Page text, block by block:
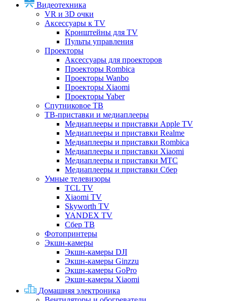
Видеотехника
VR и 3D очки
Аксессуары к TV
Кронштейны для TV
Пульты управления
Проекторы
Аксессуары для проекторов
Проекторы Rombica
Проекторы Wanbo
Проекторы Xiaomi
Проекторы Yaber
Спутниковое ТВ
ТВ-приставки и медиаплееры
Медиаплееры и приставки Apple TV
Медиаплееры и приставки Realme
Медиаплееры и приставки Rombica
Медиаплееры и приставки Xiaomi
Медиаплееры и приставки МТС
Медиаплееры и приставки Сбер
Умные телевизоры
TCL TV
Xiaomi TV
Skyworth TV
YANDEX TV
Сбер ТВ
Фотопринтеры
Экшн-камеры
Экшн-камеры DJI
Экшн-камеры Ginzzu
Экшн-камеры GoPro
Экшн-камеры Xiaomi
Домашняя электроника